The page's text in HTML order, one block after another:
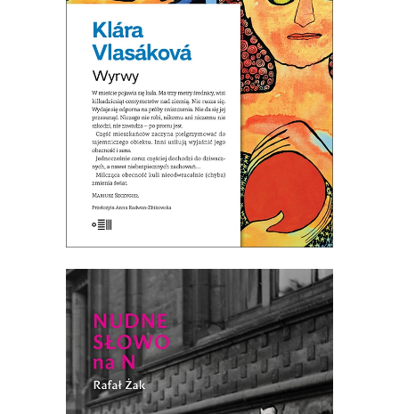
Premiera 23 października 2024
49.90zł 25.00zł
E-BOOK DO KOSZYKA
[EBOOK] NUDNE SŁOWO NA N